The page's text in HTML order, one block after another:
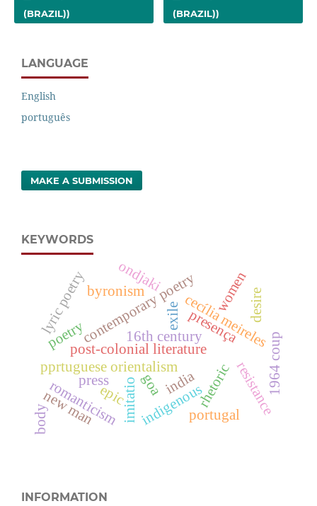
(BRAZIL))
(BRAZIL))
LANGUAGE
English
português
MAKE A SUBMISSION
KEYWORDS
pprtuguese orientalism
contemporary poetry
post-colonial literature
india
goa
cecília meireles
presença
poetry
imitatio
16th century
lyric poetry
rhetoric
press resistance
exile
portugal
romanticism
byronism
indigenous
women
1964 coup
ondjaki
new manepic
body
desire
INFORMATION